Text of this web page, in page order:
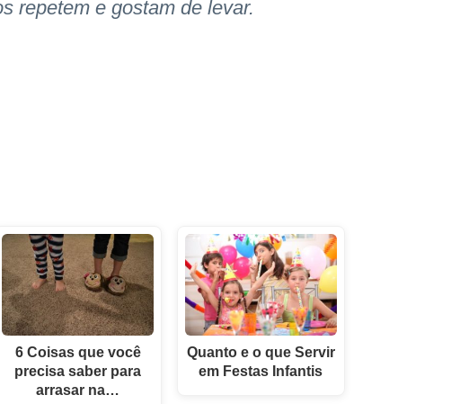
repetem e gostam de levar.
6 Coisas que você
precisa saber para
arrasar na…
Quanto e o que Servir
em Festas Infantis